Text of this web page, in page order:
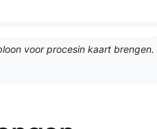
voor procesin kaart brengen.